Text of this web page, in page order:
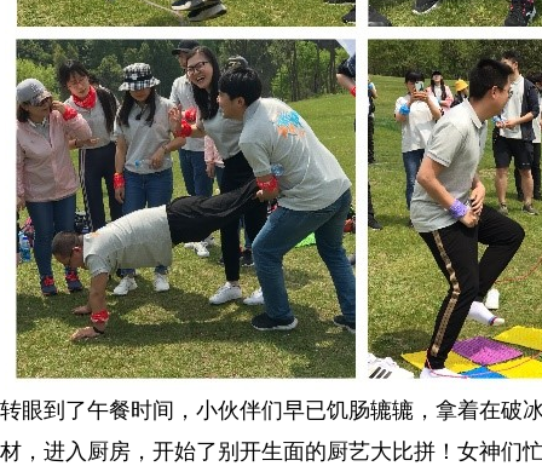
转眼到了午餐时间，小伙伴们早已饥肠辘辘，拿着在破
材，进入厨房，开始了别开生面的厨艺大比拼！女神们